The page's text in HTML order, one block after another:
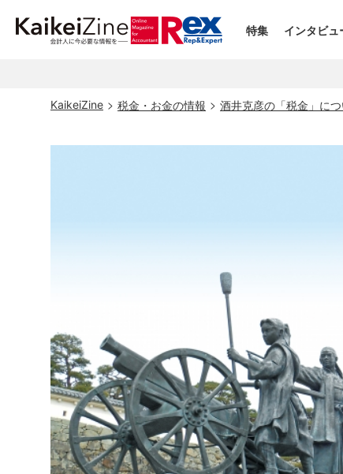
特集 インタビュ
KaikeiZine 税金・お金の情報 酒井克彦の「税金」に